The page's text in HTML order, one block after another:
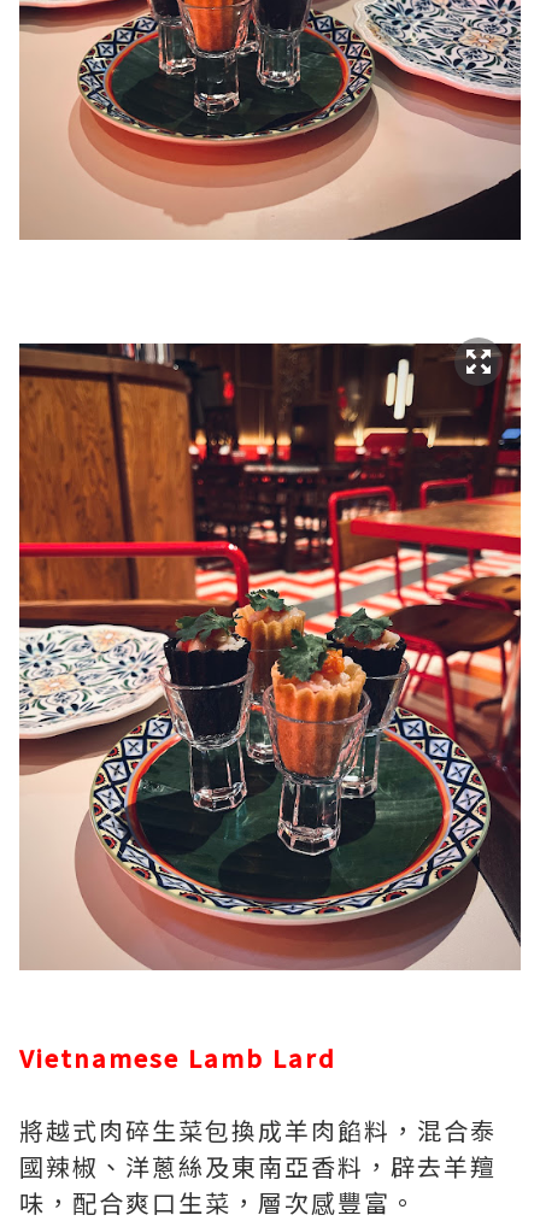
Vietnamese Lamb Lard
將越式肉碎生菜包換成羊肉餡料，混合泰
國辣椒、洋蔥絲及東南亞香料，辟去羊羶
味，配合爽口生菜，層次感豐富。